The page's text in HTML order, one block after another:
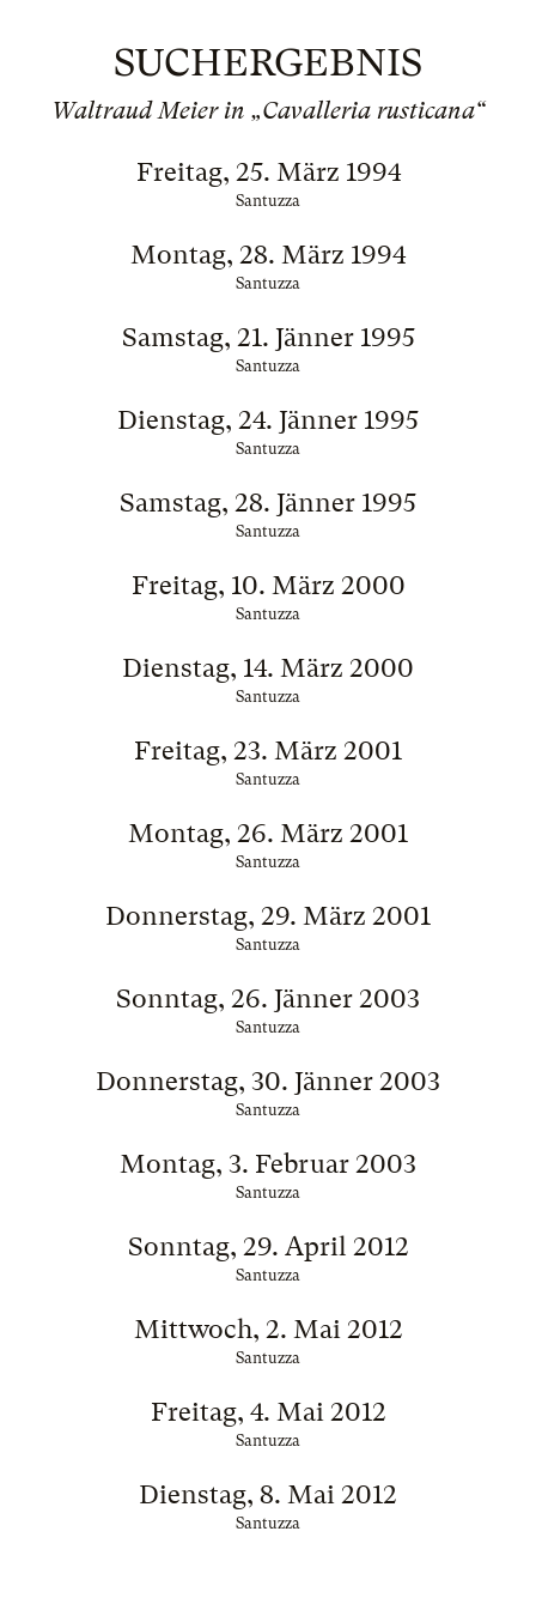
SUCHERGEBNIS
Waltraud Meier in „Cavalleria rusticana“
Freitag, 25. März 1994
Santuzza
Montag, 28. März 1994
Santuzza
Samstag, 21. Jänner 1995
Santuzza
Dienstag, 24. Jänner 1995
Santuzza
Samstag, 28. Jänner 1995
Santuzza
Freitag, 10. März 2000
Santuzza
Dienstag, 14. März 2000
Santuzza
Freitag, 23. März 2001
Santuzza
Montag, 26. März 2001
Santuzza
Donnerstag, 29. März 2001
Santuzza
Sonntag, 26. Jänner 2003
Santuzza
Donnerstag, 30. Jänner 2003
Santuzza
Montag, 3. Februar 2003
Santuzza
Sonntag, 29. April 2012
Santuzza
Mittwoch, 2. Mai 2012
Santuzza
Freitag, 4. Mai 2012
Santuzza
Dienstag, 8. Mai 2012
Santuzza